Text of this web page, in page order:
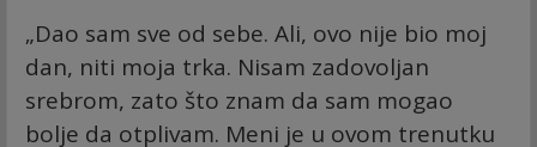
„Dao sam sve od sebe. Ali, ovo nije bio moj
dan, niti moja trka. Nisam zadovoljan
srebrom, zato što znam da sam mogao
bolje da otplivam. Meni je u ovom trenutku